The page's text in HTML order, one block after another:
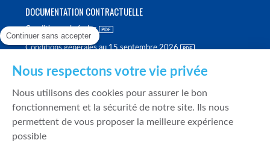
DOCUMENTATION CONTRACTUELLE
Conditions générales
Conditions générales au 15 septembre 2026
Politique de meilleure sélection
Politique de durabilité
Fonds de garantie des dépôts et de résolution
Continuer sans accepter
Nous respectons votre vie privée
Nous utilisons des cookies pour assurer le bon
fonctionnement et la sécurité de notre site. Ils nous
permettent de vous proposer la meilleure expérience
possible